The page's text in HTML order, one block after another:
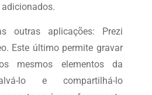
outras aplicações: Prezi
Este último permite gravar
mesmos elementos da
lo e compartilhá-lo